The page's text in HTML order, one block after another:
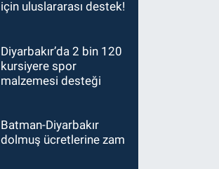
için uluslararası destek!
Diyarbakır’da 2 bin 120
kursiyere spor
malzemesi desteği
Batman-Diyarbakır
dolmuş ücretlerine zam